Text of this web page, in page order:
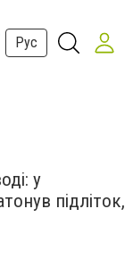
Рус
у
підліток,